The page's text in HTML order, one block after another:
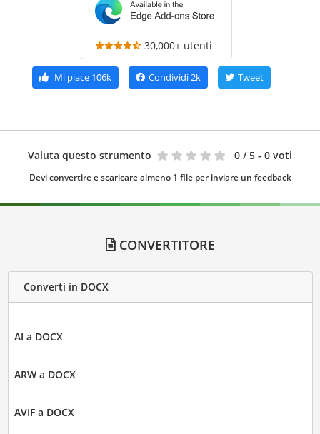
30,000+ utenti
Mi piace 106k Condividi2k Tweet
Valuta questo strumento 0 / 5 - 0 voti
Devi convertire e scaricare almeno 1 file per inviare un feedback
CONVERTITORE
Converti in DOCX
AI a DOCX
ARW a DOCX
AVIF a DOCX